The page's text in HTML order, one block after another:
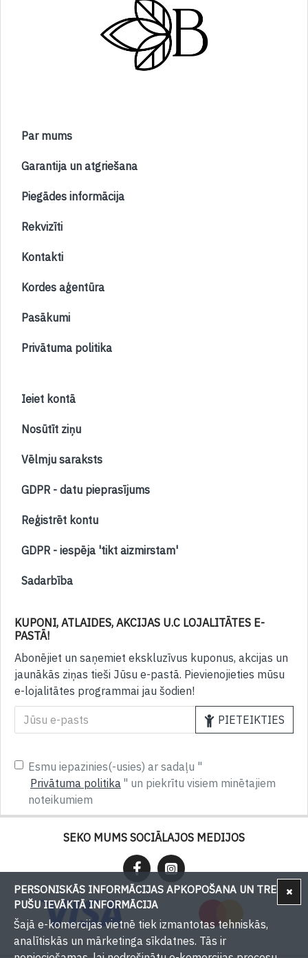
Par mums
Garantija un atgriešana
Piegādes informācija
Rekvizīti
Kontakti
Kordes aģentūra
Pasākumi
Privātuma politika
Ieiet kontā
Nosūtīt ziņu
Vēlmju saraksts
GDPR - datu pieprasījums
Reģistrēt kontu
GDPR - iespēja 'tikt aizmirstam'
Sadarbība
KUPONI, ATLAIDES, AKCIJAS U.C LOJALITĀTES E-
PASTĀ!
Abonējiet un saņemiet ekskluzīvus kuponus, akcijas un
jaunākās ziņas tieši Jūsu e-pastā. Pievienojieties mūsu
e-lojalitātes programmai jau šodien!
PIETEIKTIES
Esmu iepazinies(-usies) ar sadaļu "
Privātuma politika " un piekrītu visiem minētajiem
noteikumiem
SEKO MUMS SOCIĀLAJOS MEDIJOS
PERSONISKĀS INFORMĀCIJAS APKOPOŠANA UN TREŠU
PUŠU IEVĀKTĀ INFORMĀCIJA
Šajā e-komercijas vietnē tiek izmantotas tehniskās,
analītiskās un mārketinga sīkdatnes. Tās ir